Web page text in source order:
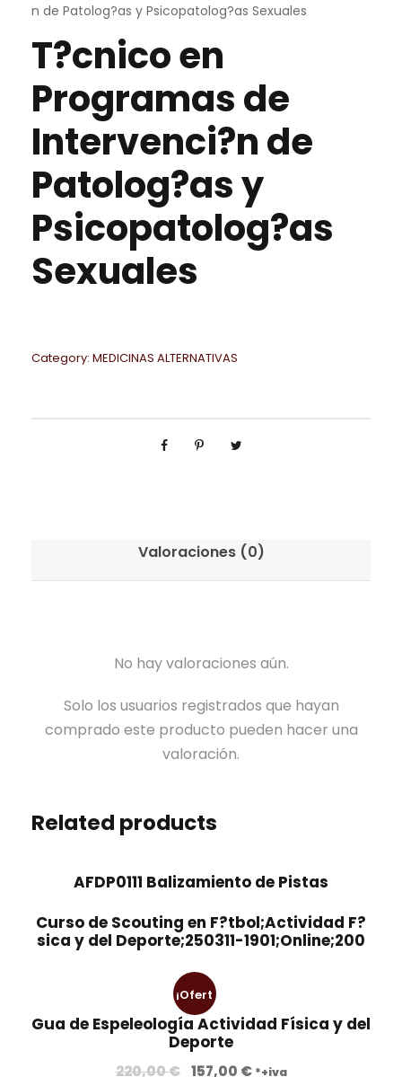
n de Patolog?as y Psicopatolog?as Sexuales
T?cnico en
Programas de
Intervenci?n de
Patolog?as y
Psicopatolog?as
Sexuales
Category: MEDICINAS ALTERNATIVAS
Valoraciones (0)
No hay valoraciones aún.
Solo los usuarios registrados que hayan
comprado este producto pueden hacer una
valoración.
Related products
AFDP0111 Balizamiento de Pistas
Curso de Scouting en F?tbol;Actividad F?
sica y del Deporte;250311-1901;Online;200
¡Ofert
a!
Gua de Espeleología Actividad Física y del
Deporte
220,00€ E
157,00 €E*+iva